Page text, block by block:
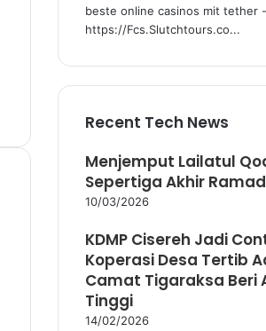
beste online casinos mit tether -
https://Fcs.Slutchtours.co...
Recent Tech News
Menjemput Lailatul
Sepertiga Akhir
10/03/2026
KDMP Cisereh Jadi
Koperasi Desa Tertib
Camat Tigaraksa Beri
Tinggi
14/02/2026